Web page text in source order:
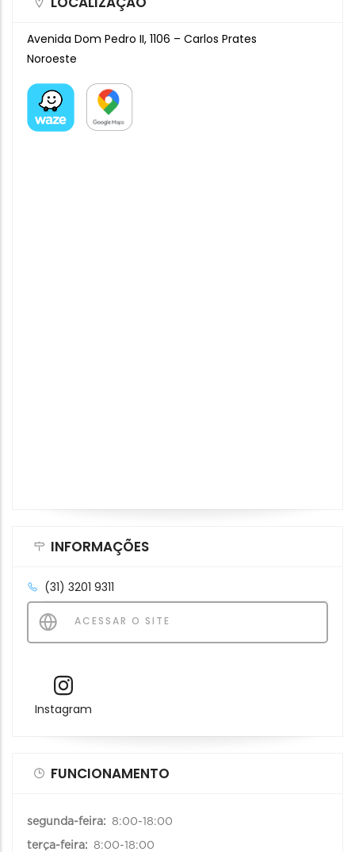
Avenida Dom Pedro II, 1106 – Carlos Prates
Noroeste
INFORMAÇÕES
(31) 3201 9311
ACESSAR O SITE
Instagram
FUNCIONAMENTO
segunda-feira: 8:00-18:00
terça-feira: 8:00-18:00